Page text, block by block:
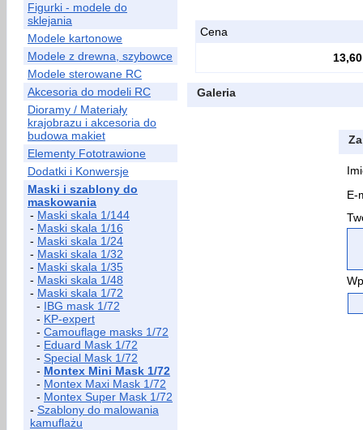
Figurki - modele do
sklejania
Modele kartonowe
Modele z drewna, szybowce
Modele sterowane RC
Akcesoria do modeli RC
Dioramy / Materiały
krajobrazu i akcesoria do
budowa makiet
Elementy Fototrawione
Dodatki i Konwersje
Maski i szablony do
maskowania
- Maski skala 1/144
- Maski skala 1/16
- Maski skala 1/24
- Maski skala 1/32
- Maski skala 1/35
- Maski skala 1/48
- Maski skala 1/72
- IBG mask 1/72
- KP-expert
- Camouflage masks 1/72
- Eduard Mask 1/72
- Special Mask 1/72
- Montex Mini Mask 1/72
- Montex Maxi Mask 1/72
- Montex Super Mask 1/72
- Szablony do malowania
kamuflażu
Cena
13,60
Galeria
E-